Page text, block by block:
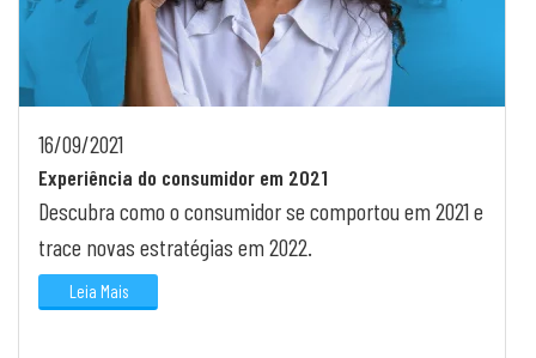
16/09/2021
Experiência do consumidor em 2021
Descubra como o consumidor se comportou em 2021 e
trace novas estratégias em 2022.
Leia Mais